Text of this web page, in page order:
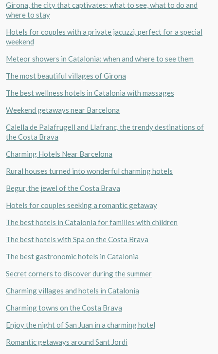
Girona, the city that captivates: what to see, what to do and
where to stay
Hotels for couples with a private jacuzzi, perfect for a special
weekend
Meteor showers in Catalonia: when and where to see them
The most beautiful villages of Girona
The best wellness hotels in Catalonia with massages
Weekend getaways near Barcelona
Calella de Palafrugell and Llafranc, the trendy destinations of
the Costa Brava
Charming Hotels Near Barcelona
Rural houses turned into wonderful charming hotels
Begur, the jewel of the Costa Brava
Hotels for couples seeking a romantic getaway
The best hotels in Catalonia for families with children
The best hotels with Spa on the Costa Brava
The best gastronomic hotels in Catalonia
Secret corners to discover during the summer
Charming villages and hotels in Catalonia
Charming towns on the Costa Brava
Enjoy the night of San Juan in a charming hotel
Romantic getaways around Sant Jordi